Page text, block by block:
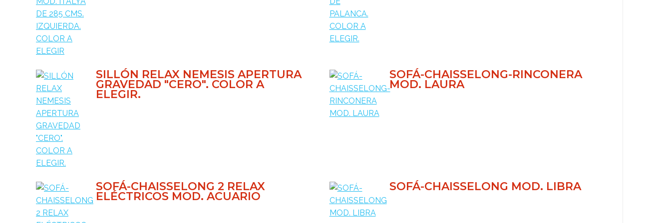
SILLÓN RELAX NEMESIS APERTURA
GRAVEDAD "CERO". COLOR A
ELEGIR.
SOFÁ-CHAISSELONG-RINCONERA
MOD. LAURA
SOFÁ-CHAISSELONG 2 RELAX
ELÉCTRICOS MOD. ACUARIO
SOFÁ-CHAISSELONG MOD. LIBRA